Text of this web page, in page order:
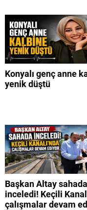
Konyalı genç anne
yenik düştü
Başkan Altay sahada
inceledi! Keçili
çalışmalar devam